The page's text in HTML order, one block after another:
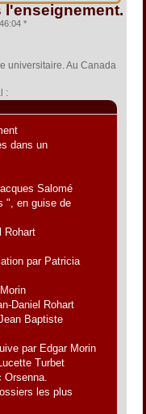
*
universitaire. Au Canada
:
dans un
Salomé
", en guise de
Rohart
par Patricia
Daniel Rohart
Baptiste
par Edgar Morin
Turbet
Orsenna.
les plus